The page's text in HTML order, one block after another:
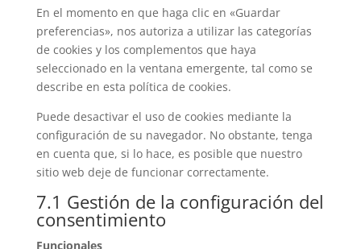
En el momento en que haga clic en «Guardar
preferencias», nos autoriza a utilizar las categorías
de cookies y los complementos que haya
seleccionado en la ventana emergente, tal como se
describe en esta política de cookies.
Puede desactivar el uso de cookies mediante la
configuración de su navegador. No obstante, tenga
en cuenta que, si lo hace, es posible que nuestro
sitio web deje de funcionar correctamente.
7.1 Gestión de la configuración del
consentimiento
Funcionales